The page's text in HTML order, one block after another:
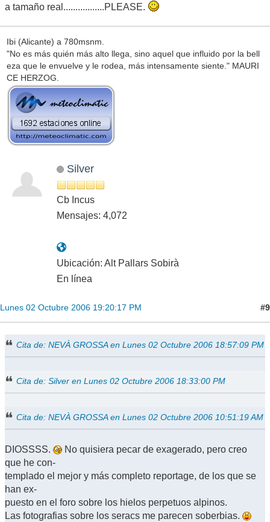
a tamaño real.................PLEASE.
Ibi (Alicante) a 780msnm.
"No es más quién más alto llega, sino aquel que influido por la bell
eza que le envuelve y le rodea, más intensamente siente." MAURI
CE HERZOG.
Silver
Cb Incus
Mensajes: 4,072
Ubicación: Alt Pallars Sobirà
En línea
Lunes 02 Octubre 2006 19:20:17 PM #9
Cita de: NEVÀ GROSSA en Lunes 02 Octubre 2006 18:57:09 PM
Cita de: Silver en Lunes 02 Octubre 2006 18:33:00 PM
Cita de: NEVÀ GROSSA en Lunes 02 Octubre 2006 10:51:19 AM
DIOSSSS.
No quisiera pecar de exagerado, pero creo
que he con-
templado el mejor y más completo reportage, de los que se
han ex-
puesto en el foro sobre los hielos perpetuos alpinos.
Las fotografias sobre los seracs me parecen soberbias.